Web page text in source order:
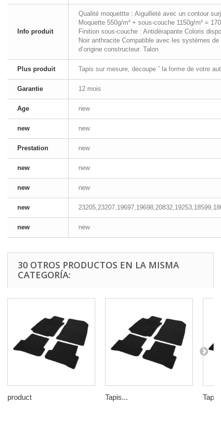
Info produit
Qualité moquettte : Aiguilleté avec un contour
Moquette 550g/m² + sous-couche 1150g/m² =
Finition sous-couche : Antidérapante Coloris
Noir anthracite Compatible avec les systèmes de
d’origine constructeur. Talon
Plus produit Tapis sur mesure, decoupe ˆ la forme de votre
Garantie 12 mois
Age new
new new
Prestation new
new new
new new
new
new new
30 OTROS PRODUCTOS EN LA MISMA
CATEGORÍA:
product Tapis...